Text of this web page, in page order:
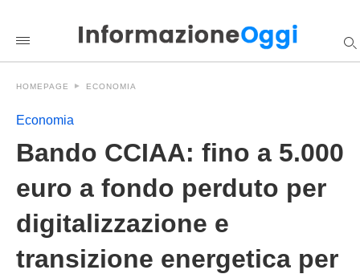
informazioneoggi
/2025/05/17/bando-
fino-
euro-
fondo-
perduto-
digitalizzazione-
energetica-
per-
citta/amp/
HOMEPAGE ECONOMIA
Economia
Bando CCIAA: fino a 5.000
euro a fondo perduto per
digitalizzazione e
transizione energetica per